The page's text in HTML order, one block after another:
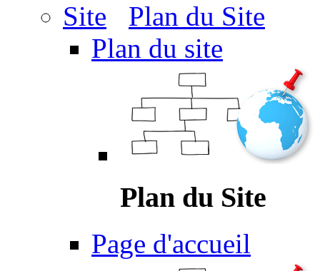
Plan du Site
Plan du site
Plan du Site
Page d'accueil